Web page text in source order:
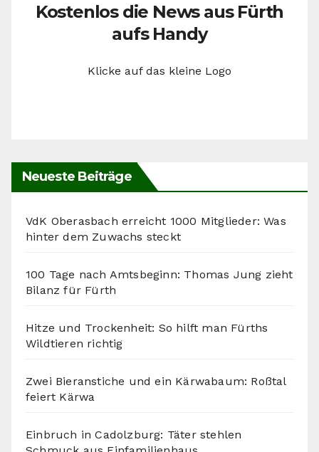
Kostenlos die News aus Fürth
aufs Handy
Klicke auf das kleine Logo
Neueste Beiträge
VdK Oberasbach erreicht 1000 Mitglieder: Was
hinter dem Zuwachs steckt
100 Tage nach Amtsbeginn: Thomas Jung zieht
Bilanz für Fürth
Hitze und Trockenheit: So hilft man Fürths
Wildtieren richtig
Zwei Bieranstiche und ein Kärwabaum: Roßtal
feiert Kärwa
Einbruch in Cadolzburg: Täter stehlen